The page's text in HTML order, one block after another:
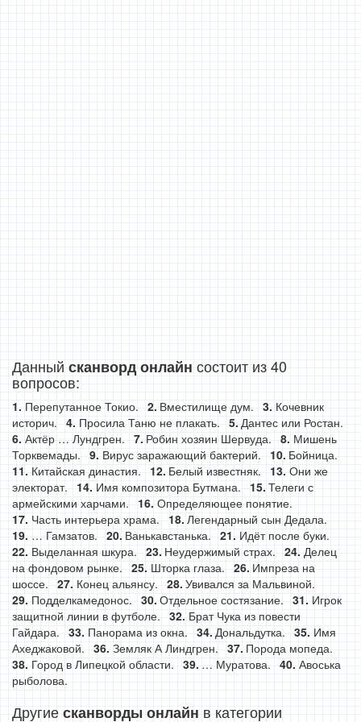
Данный сканворд онлайн состоит из 40
вопросов:
Перепутанное Токио. Вместилище дум.
Кочевник
историч.
Просила Таню не плакать.
Дантес или Ростан.
Актёр … Лундгрен.
Робин хозяин Шервуда.
Мишень
Торквемады.
Вирус заражающий бактерий.
Бойница.
Китайская династия.
Белый известняк.
Они же
электорат.
Имя композитора Бутмана.
Телеги с
армейскими харчами.
Определяющее понятие.
Часть интерьера храма.
Легендарный сын Дедала.
… Гамзатов.
Ванькавстанька.
Идёт после буки.
Выделанная шкура.
Неудержимый страх.
Делец
на фондовом рынке.
Шторка глаза.
Импреза на
шоссе.
Конец альянсу.
Увивался за Мальвиной.
Подделкамедонос.
Отдельное состязание.
Игрок
защитной линии в футболе.
Брат Чука из повести
Гайдара.
Панорама из окна. Дональдутка.
Имя
Ахеджаковой.
Земляк А Линдгрен.
Порода мопеда.
Город в Липецкой области.
… Муратова.
Авоська
рыболова.
Другиесканворды онлайн в категории